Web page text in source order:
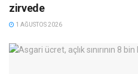
zirvede
1 AĞUSTOS 2026